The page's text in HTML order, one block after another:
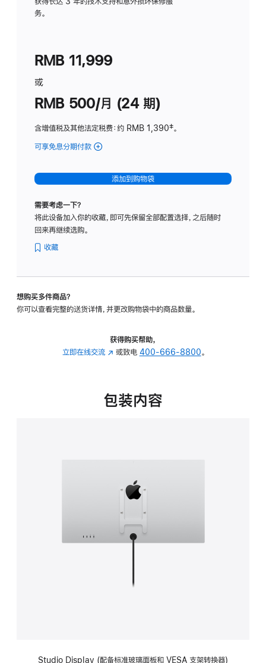
务。
RMB 11,999
或
RMB 500/月 (24 期)
含增值税及其他法定税费：约 RMB 1,390脚
‡。
可享免息分期付款 (Studio
-
标
璃
转
的
添加到购物袋
需要考虑一下？
将此设备加入你的收藏，即可先保留全部配置选择，之后随时
回来再继续选购。
收藏
想购买多件商品？
你可以查看完整的送货详情，并更改购物袋中的商品数量。
获得购买帮助，
立即在线交流 (在
中
或致电 400-666-8800。
包装内容
Studio Display (配备标准玻璃面板和 VESA 支架转换器)